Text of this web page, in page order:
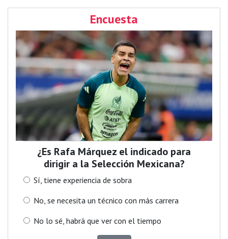
Encuesta
¿Es Rafa Márquez el indicado para
dirigir a la Selección Mexicana?
Sí, tiene experiencia de sobra
No, se necesita un técnico con más carrera
No lo sé, habrá que ver con el tiempo